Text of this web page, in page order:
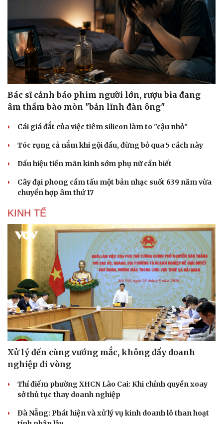
Sức khỏe
Cây thuốc
Sản phụ khoa
Nam khoa
Làm đẹp - giảm cân
Phòng mạch online
Ăn sạch sống khỏe
Đời sống
Blog
Tình yêu - Gia đình
Bác sĩ cảnh báo phim người lớn, rượu bia đang
âm thầm bào mòn "bản lĩnh đàn ông"
Cái giá đắt của việc tiêm silicon làm to "cậu nhỏ"
Tóc rụng cả nắm khi gội đầu, đừng bỏ qua 5 cách này
Dấu hiệu tiền mãn kinh sớm phụ nữ cần biết
Cây đại phong cầm tấu một bản nhạc suốt 639 năm vừa
chuyển hợp âm thứ 17
KINH TẾ
Xử lý đến cùng vướng mắc, không đẩy doanh
nghiệp đi vòng
Thí điểm phường XHCN Lào Cai: Khi chính quyền xoay
sở thủ tục thay doanh nghiệp
Đà Nẵng: Phát hiện và xử lý vụ kinh doanh lô than hoạt